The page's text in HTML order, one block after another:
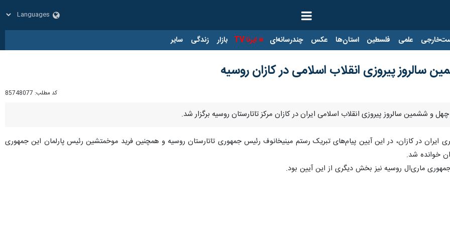
علمی فلسطین استان‌ها عکس چندرسانه‌ای ایرنا TV بازار زندگی سایر
پیروزی انقلاب اسلامی در کازان روسیه
کد مطلب: 85748077